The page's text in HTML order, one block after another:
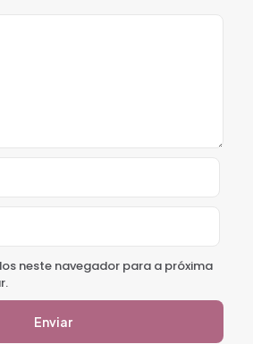
neste navegador para a próxima